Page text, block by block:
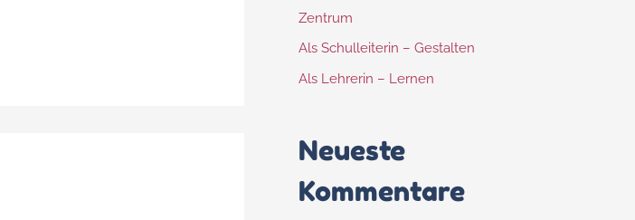
Zentrum
Als Schulleiterin – Gestalten
Als Lehrerin – Lernen
Neueste
Kommentare